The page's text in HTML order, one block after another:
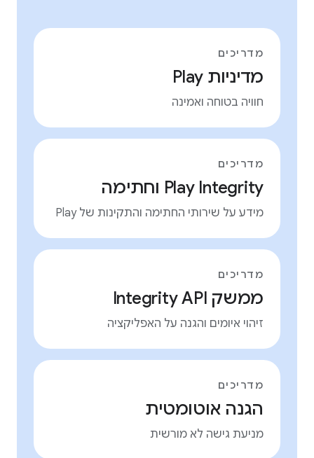
מדריכים
מדיניות Play
חוויה בטוחה ואמינה
מדריכים
Play Integrity וחתימה
מידע על שירותי החתימה והתקינות של Play
מדריכים
ממשק Integrity API
זיהוי איומים והגנה על האפליקציה
מדריכים
הגנה אוטומטית
מניעת גישה לא מורשית